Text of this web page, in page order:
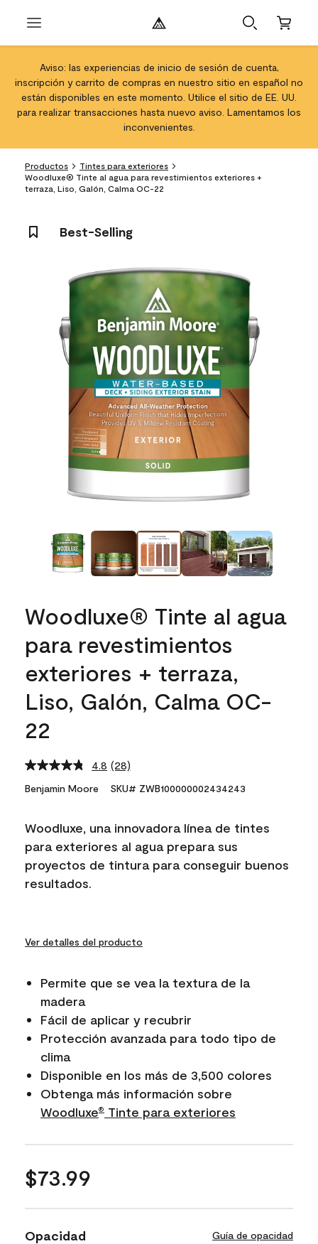
Aviso: las experiencias de inicio de sesión de cuenta,
inscripción y carrito de compras en nuestro sitio en español no
están disponibles en este momento. Utilice el sitio de EE. UU.
para realizar transacciones hasta nuevo aviso. Lamentamos los
inconvenientes.
Productos
Tintes para exteriores
Woodluxe® Tinte al agua para revestimientos exteriores +
terraza, Liso, Galón, Calma OC-22
Best-Selling
Woodluxe® Tinte al agua
para revestimientos
exteriores + terraza,
Liso, Galón, Calma OC-
22
4.8 Read
Reviews.
link.
(28)
Benjamin Moore SKU# ZWB100000002434243
Woodluxe, una innovadora línea de tintes
para exteriores al agua prepara sus
proyectos de tintura para conseguir buenos
resultados.
Ver detalles del producto
Permite que se vea la textura de la
madera
Fácil de aplicar y recubrir
Protección avanzada para todo tipo de
clima
Disponible en los más de 3,500 colores
Obtenga más información sobre
Woodluxe​​​​​​​® Tinte para exteriores
$73.99
Opacidad Guía de opacidad